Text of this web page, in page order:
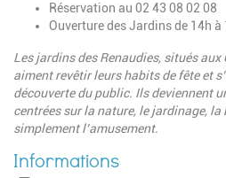
Réservation au 02 43 08 02 08
Ouverture des Jardins de 14h à
Les jardins des Renaudies, situés
aiment revêtir leurs habits de fête et
découverte du public. Ils deviennent
centrées sur la nature, le jardinage,
simplement l’amusement.